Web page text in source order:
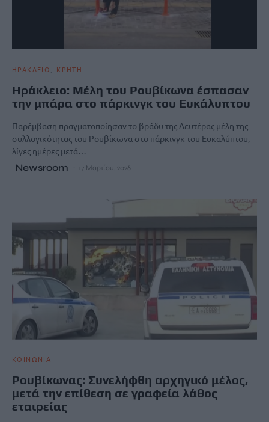
ΗΡΑΚΛΕΙΟ ΚΡΗΤΗ
Ηράκλειο: Μέλη του Ρουβίκωνα έσπασαν
την μπάρα στο πάρκινγκ του Ευκάλυπτου
Παρέμβαση πραγματοποίησαν το βράδυ της Δευτέρας μέλη της
συλλογικότητας του Ρουβίκωνα στο πάρκινγκ του Ευκαλύπτου,
λίγες ημέρες μετά…
Newsroom 17 Μαρτίου, 2026
ΚΟΙΝΩΝΙΑ
Ρουβίκωνας: Συνελήφθη αρχηγικό μέλος,
μετά την επίθεση σε γραφεία λάθος
εταιρείας